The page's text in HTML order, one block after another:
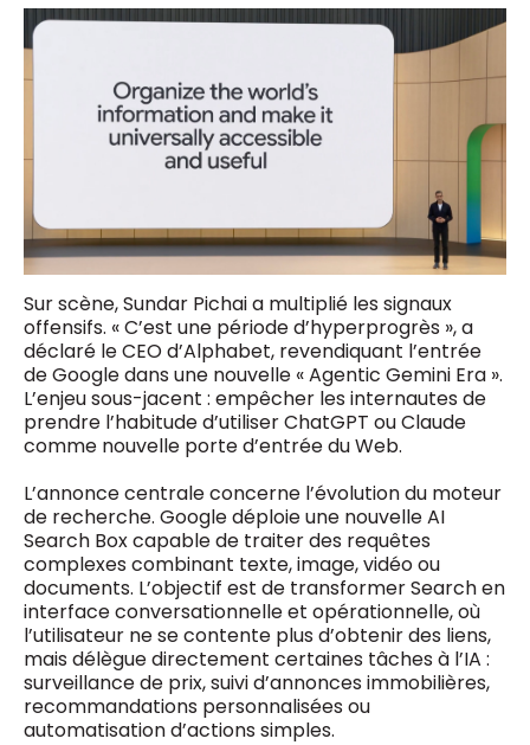
Sur scène, Sundar Pichai a multiplié les signaux
offensifs. « C’est une période d’hyperprogrès », a
déclaré le CEO d’Alphabet, revendiquant l’entrée
de Google dans une nouvelle « Agentic Gemini Era ».
L’enjeu sous-jacent : empêcher les internautes de
prendre l’habitude d’utiliser ChatGPT ou Claude
comme nouvelle porte d’entrée du Web.
L’annonce centrale concerne l’évolution du moteur
de recherche. Google déploie une nouvelle AI
Search Box capable de traiter des requêtes
complexes combinant texte, image, vidéo ou
documents. L’objectif est de transformer Search en
interface conversationnelle et opérationnelle, où
l’utilisateur ne se contente plus d’obtenir des liens,
mais délègue directement certaines tâches à l’IA :
surveillance de prix, suivi d’annonces immobilières,
recommandations personnalisées ou
automatisation d’actions simples.